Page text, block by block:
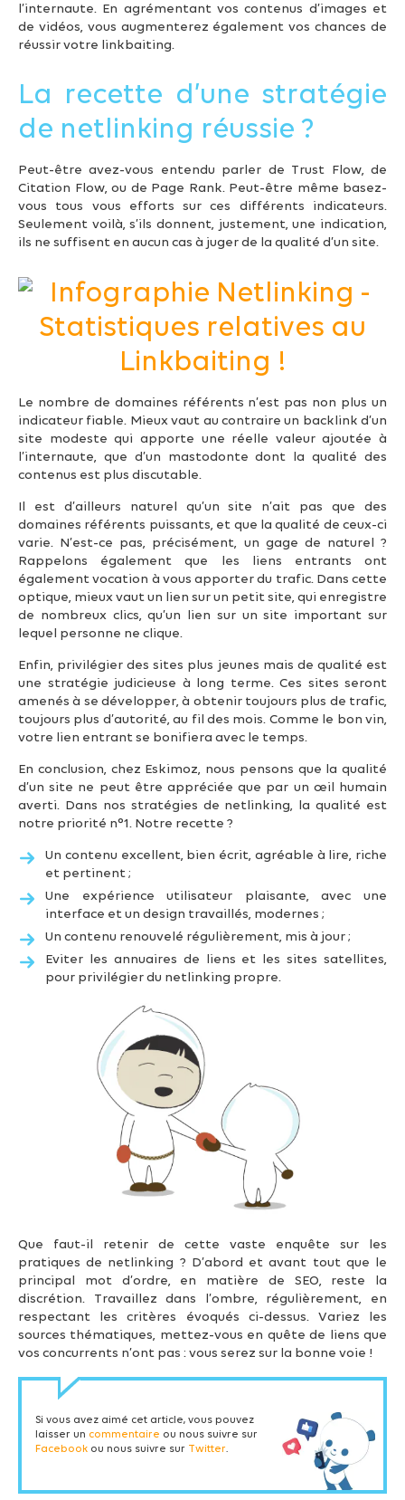
l’internaute. En agrémentant vos contenus d’images et
de vidéos, vous augmenterez également vos chances de
réussir votre linkbaiting.
La recette d’une stratégie
de netlinking réussie ?
Peut-être avez-vous entendu parler de Trust Flow, de
Citation Flow, ou de Page Rank. Peut-être même basez-
vous tous vous efforts sur ces différents indicateurs.
Seulement voilà, s’ils donnent, justement, une indication,
ils ne suffisent en aucun cas à juger de la qualité d’un site.
Le nombre de domaines référents n’est pas non plus un
indicateur fiable. Mieux vaut au contraire un backlink d’un
site modeste qui apporte une réelle valeur ajoutée à
l’internaute, que d’un mastodonte dont la qualité des
contenus est plus discutable.
Il est d’ailleurs naturel qu’un site n’ait pas que des
domaines référents puissants, et que la qualité de ceux-ci
varie. N’est-ce pas, précisément, un gage de naturel ?
Rappelons également que les liens entrants ont
également vocation à vous apporter du trafic. Dans cette
optique, mieux vaut un lien sur un petit site, qui enregistre
de nombreux clics, qu’un lien sur un site important sur
lequel personne ne clique.
Enfin, privilégier des sites plus jeunes mais de qualité est
une stratégie judicieuse à long terme. Ces sites seront
amenés à se développer, à obtenir toujours plus de trafic,
toujours plus d’autorité, au fil des mois. Comme le bon vin,
votre lien entrant se bonifiera avec le temps.
En conclusion, chez Eskimoz, nous pensons que la qualité
d’un site ne peut être appréciée que par un œil humain
averti. Dans nos stratégies de netlinking, la qualité est
notre priorité n°1. Notre recette ?
Un contenu excellent, bien écrit, agréable à lire, riche
et pertinent ;
Une expérience utilisateur plaisante, avec une
interface et un design travaillés, modernes ;
Un contenu renouvelé régulièrement, mis à jour ;
Eviter les annuaires de liens et les sites satellites,
pour privilégier du netlinking propre.
Que faut-il retenir de cette vaste enquête sur les
pratiques de netlinking ? D’abord et avant tout que le
principal mot d’ordre, en matière de SEO, reste la
discrétion. Travaillez dans l’ombre, régulièrement, en
respectant les critères évoqués ci-dessus. Variez les
sources thématiques, mettez-vous en quête de liens que
vos concurrents n’ont pas : vous serez sur la bonne voie !
Si vous avez aimé cet article, vous pouvez
laisser un commentaire ou nous suivre sur
Facebookou nous suivre sur Twitter.